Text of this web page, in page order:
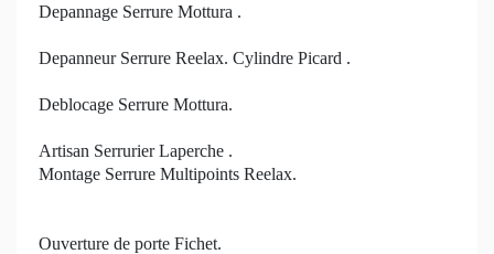
Depannage Serrure Mottura .
Depanneur Serrure Reelax. Cylindre Picard .
Deblocage Serrure Mottura.
Artisan Serrurier Laperche .
Montage Serrure Multipoints Reelax.
Ouverture de porte Fichet.